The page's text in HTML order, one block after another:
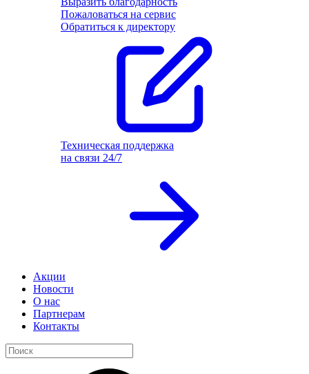
Пожаловаться на сервис
Обратиться к директору
Техническая поддержка
на связи 24/7
Акции
Новости
О нас
Партнерам
Контакты